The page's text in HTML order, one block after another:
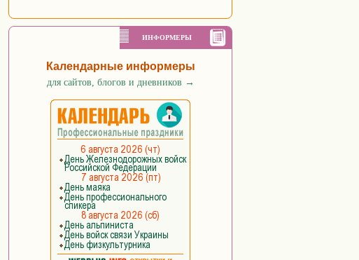
ИНФОРМЕРЫ
Календарные информеры
для сайтов, блогов и дневников →